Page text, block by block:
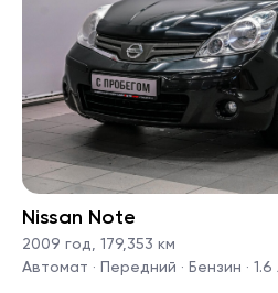
Nissan Note
2009 год, 179,353 км
Автомат · Передний · Бензин · 1.6